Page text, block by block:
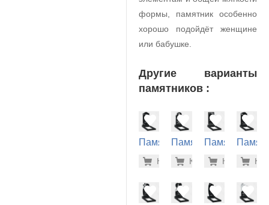
формы, памятник особенно
хорошо подойдёт женщине
или бабушке.
Другие варианты
памятников :
Памятник
могилу
-7% 24.500
Купить
Памятник
могилу
-7%
Купить
Памятник
могилу
-
Купитьмогилу